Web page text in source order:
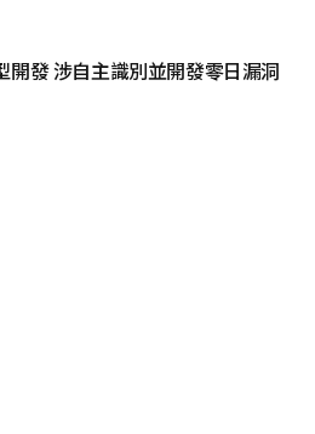
開發 涉自主識別並開發零日漏洞